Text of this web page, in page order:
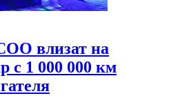
влизат на
с 1 000 000 км